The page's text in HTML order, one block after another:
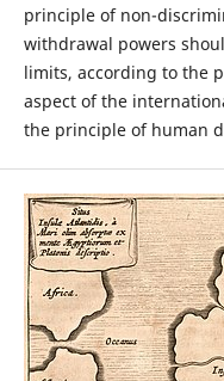
principle of non-
withdrawal powers
limits, according to the
aspect of the
the principle of human